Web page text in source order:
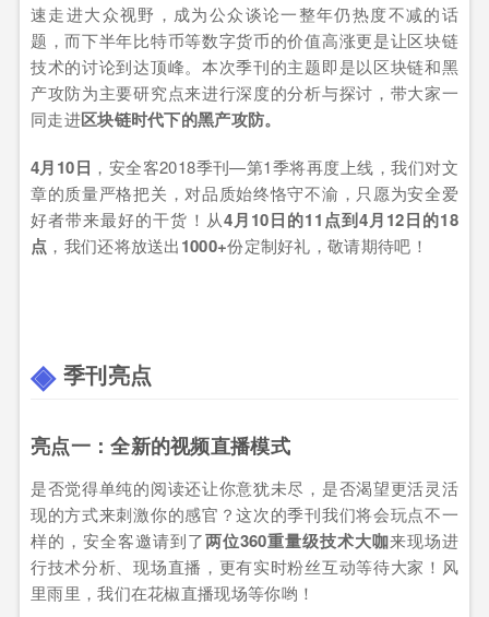
速走进大众视野，成为公众谈论一整年仍热度不减的话
题，而下半年比特币等数字货币的价值高涨更是让区块链
技术的讨论到达顶峰。本次季刊的主题即是以区块链和黑
产攻防为主要研究点来进行深度的分析与探讨，带大家一
同走进区块链时代下的黑产攻防。
4月10日 ，安全客2018季刊—第1季将再度上线，我们对文
章的质量严格把关，对品质始终恪守不渝，只愿为安全爱
好者带来最好的干货！从4月10日的11点到4月12日的18
点 ，我们还将放送出1000+份定制好礼，敬请期待吧！
季刊亮点
亮点一：全新的视频直播模式
是否觉得单纯的阅读还让你意犹未尽，是否渴望更活灵活
现的方式来刺激你的感官？这次的季刊我们将会玩点不一
样的，安全客邀请到了两位360重量级技术大咖来现场进
行技术分析、现场直播，更有实时粉丝互动等待大家！风
里雨里，我们在花椒直播现场等你哟！